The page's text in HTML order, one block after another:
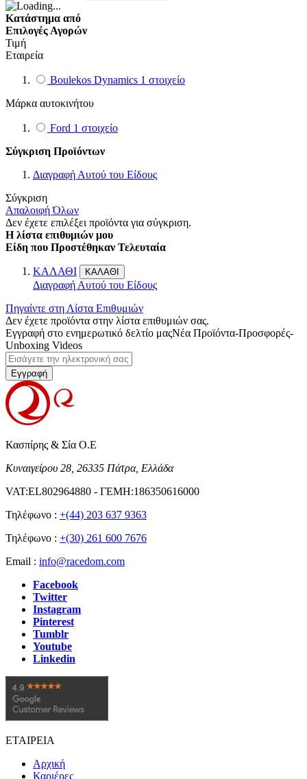
Κατάστημα από
Επιλογές Αγορών
Τιμή
Εταιρεία
Boulekos Dynamics 1 στοιχείο
Μάρκα αυτοκινήτου
Ford 1 στοιχείο
Σύγκριση Προϊόντων
Διαγραφή Αυτού του Είδους
Σύγκριση
Απαλοιφή Όλων
Δεν έχετε επιλέξει προϊόντα για σύγκριση.
Η λίστα επιθυμιών μου
Είδη που Προστέθηκαν Τελευταία
ΚΑΛΑΘΙ ΚΑΛΑΘΙ
Διαγραφή Αυτού του Είδους
Πηγαίντε στη Λίστα Επιθυμιών
Δεν έχετε προϊόντα στην λίστα επιθυμιών σας.
Εγγραφή στο ενημερωτικό δελτίο μαςΝέα Προϊόντα-Προσφορές-
Unboxing Videos
Εγγραφή
Κασπίρης & Σία Ο.Ε
Κυναιγείρου 28, 26335 Πάτρα, Ελλάδα
VAT:EL802964880 - ΓΕΜΗ:186350616000
Τηλέφωνο : +(44) 203 637 9363
Τηλέφωνο : +(30) 261 600 7676
Email : info@racedom.com
Facebook
Twitter
Instagram
Pinterest
Tumblr
Youtube
Linkedin
ΕΤΑΙΡΕΙΑ
Αρχική
Καριέρες